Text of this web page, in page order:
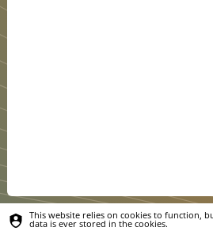
This website relies on cookies to function,
data is ever stored in the cookies.